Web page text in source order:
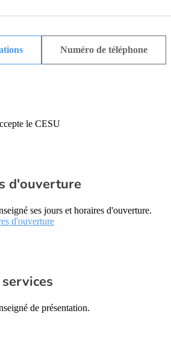
Numéro de téléphone
le CESU
d'ouverture
ses jours et horaires d'ouverture.
d'ouverture
de présentation.